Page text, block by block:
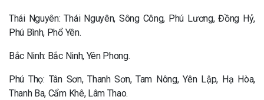
Thái Nguyên: Thái Nguyên, Sông Công, Phú Lương, Đồng Hỷ,
Phú Bình, Phổ Yên.
Bắc Ninh: Bắc Ninh, Yên Phong.
Phú Thọ: Tân Sơn, Thanh Sơn, Tam Nông, Yên Lập, Hạ Hòa,
Thanh Ba, Cẩm Khê, Lâm Thao.